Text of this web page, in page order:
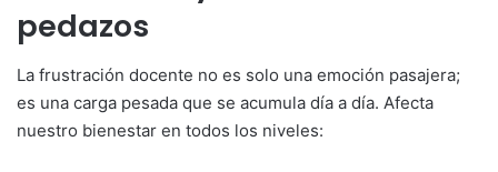
pedazos
La frustración docente no es solo una emoción pasajera;
es una carga pesada que se acumula día a día. Afecta
nuestro bienestar en todos los niveles: